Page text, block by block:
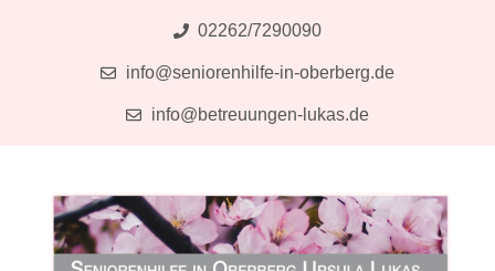
02262/7290090
info@seniorenhilfe-in-oberberg.de
info@betreuungen-lukas.de